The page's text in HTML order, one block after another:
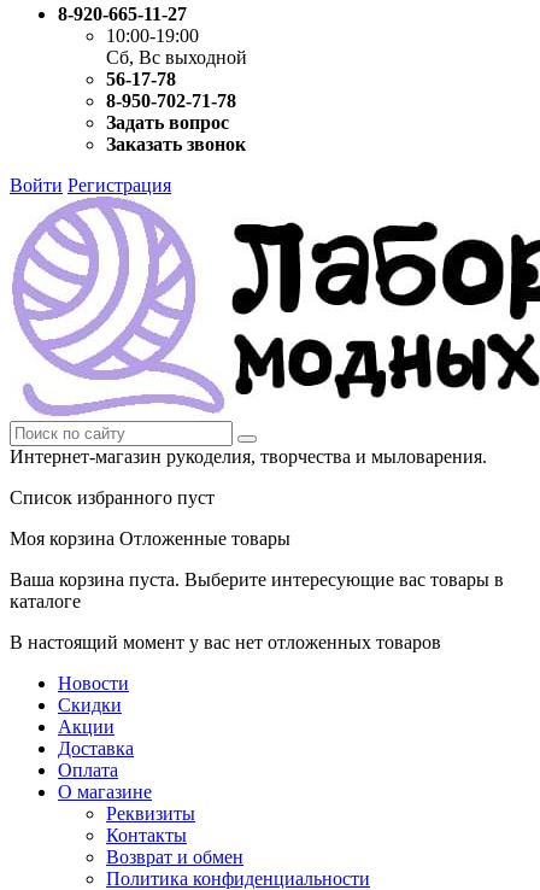
8-920-665-11-27
10:00-19:00
Сб, Вс выходной
56-17-78
8-950-702-71-78
Задать вопрос
Заказать звонок
Войти Регистрация
Интернет-магазин рукоделия, творчества и мыловарения.
Список избранного пуст
Моя корзина Отложенные товары
Ваша корзина пуста. Выберите интересующие вас товары в
каталоге
В настоящий момент у вас нет отложенных товаров
Новости
Скидки
Акции
Доставка
Оплата
О магазине
Реквизиты
Контакты
Возврат и обмен
Политика конфиденциальности